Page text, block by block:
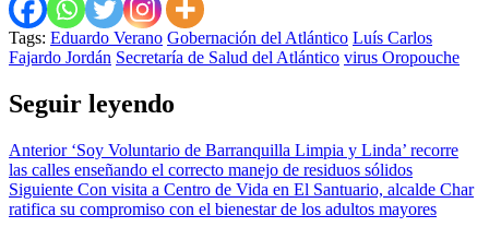
Tags: Eduardo Verano Gobernación del Atlántico Luís Carlos
Fajardo Jordán Secretaría de Salud del Atlántico virus Oropouche
Seguir leyendo
Anterior‘Soy Voluntario de Barranquilla Limpia y Linda’ recorre
las calles enseñando el correcto manejo de residuos sólidos
Siguiente Con visita a Centro de Vida en El Santuario, alcalde Char
ratifica su compromiso con el bienestar de los adultos mayores